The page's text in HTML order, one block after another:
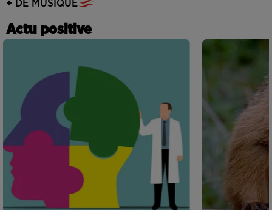
+ DE MUSIQUE
Actu positive